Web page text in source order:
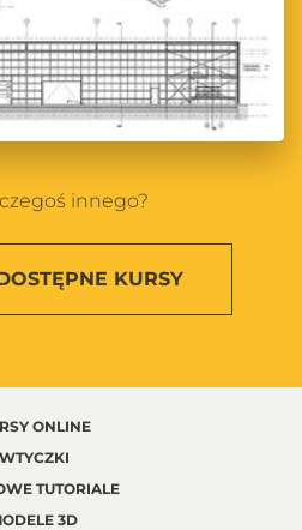
innego?
KURSY
ONLINE
WTYCZKI
TUTORIALE
3D